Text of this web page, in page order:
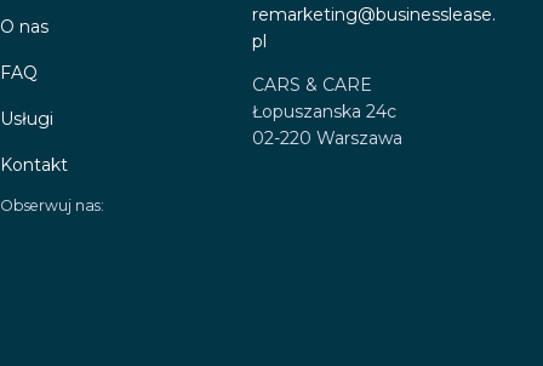
O nas
FAQ
Usługi
Kontakt
remarketing@businesslease.
pl
CARS & CARE
Łopuszanska 24c
02-220 Warszawa
Obserwuj nas: